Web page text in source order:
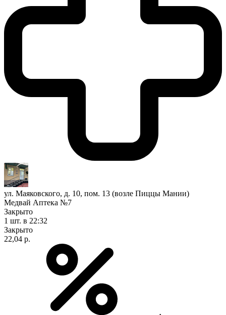
ул. Маяковского, д. 10, пом. 13 (возле Пиццы Мании)
Медвай Аптека №7
Закрыто
1 шт. в 22:32
Закрыто
22,04 р.